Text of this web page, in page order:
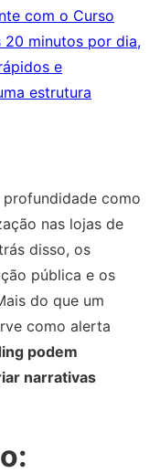
com o Curso
20 minutos por dia,
e
estrutura
como
nas lojas de
disso, os
pública e os
do que um
como alerta
podem
narrativas